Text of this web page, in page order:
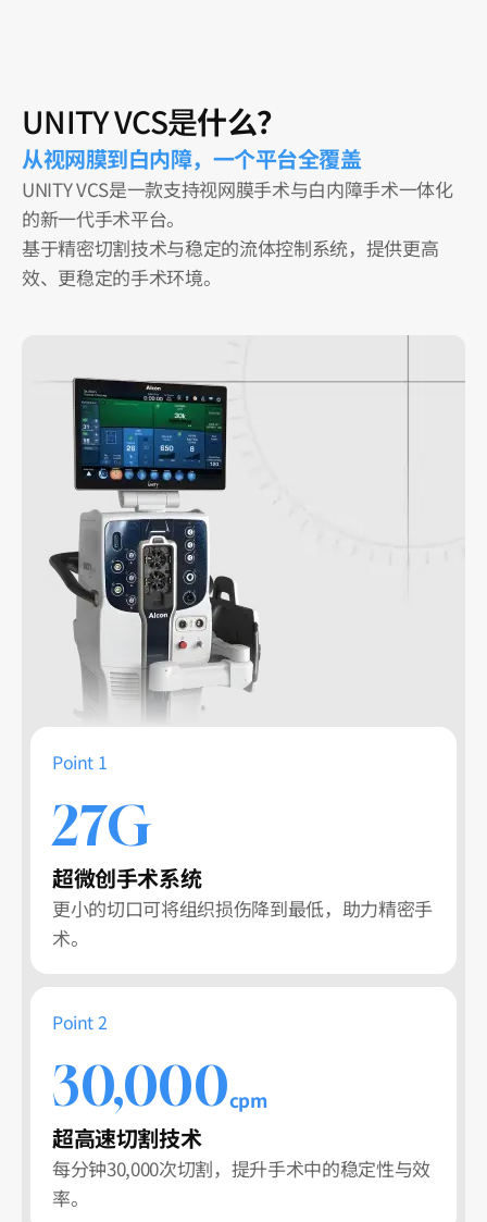
UNITY VCS是什么？
从视网膜到白内障，一个平台全覆盖
UNITY VCS是一款支持视网膜手术与白内障手术一体化
的新一代手术平台。
基于精密切割技术与稳定的流体控制系统，提供更高
效、更稳定的手术环境。
Point 1
27G
超微创手术系统
更小的切口可将组织损伤降到最低，助力精密手
术。
Point 2
30,000cpm
超高速切割技术
每分钟30,000次切割，提升手术中的稳定性与效
率。